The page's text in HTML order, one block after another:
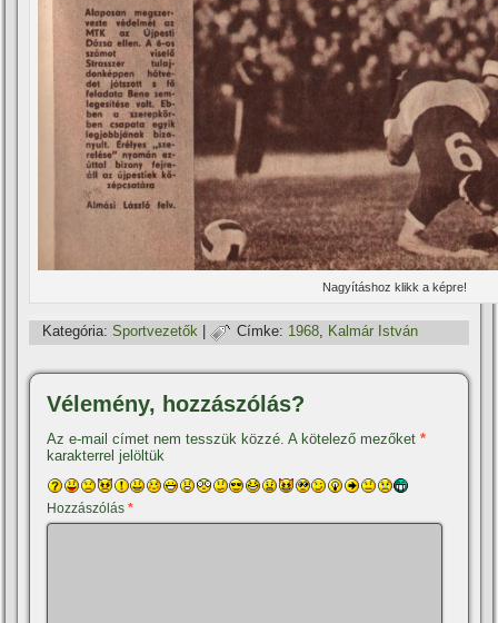
Nagyí­táshoz klikk a képre!
Kategória: Sportvezetők | Címke: 1968, Kalmár István
Vélemény, hozzászólás?
Az e-mail címet nem tesszük közzé. A kötelező mezőket*
karakterrel jelöltük
Hozzászólás*